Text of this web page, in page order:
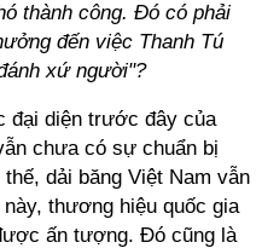
thành công. Đó có phải
đến việc Thanh Tú
xứ người"?
đại diện trước đây của
chưa có sự chuẩn bị
dải băng Việt Nam vẫn
thương hiệu quốc gia
ấn tượng. Đó cũng là